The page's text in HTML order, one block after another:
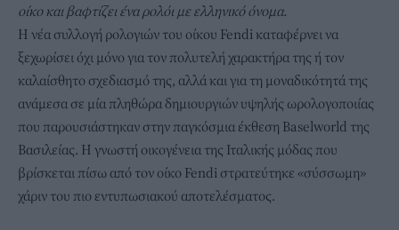
οίκο και βαφτίζει ένα ρολόι με ελληνικό όνομα.
H νέα συλλογή ρολογιών του οίκου Fendi καταφέρνει να
ξεχωρίσει όχι μόνο για τον πολυτελή χαρακτήρα της ή τον
καλαίσθητο σχεδιασμό της, αλλά και για τη μοναδικότητά της
ανάμεσα σε μία πληθώρα δημιουργιών υψηλής ωρολογοποιίας
που παρουσιάστηκαν στην παγκόσμια έκθεση Baselworld της
Βασιλείας. Η γνωστή οικογένεια της Ιταλικής μόδας που
βρίσκεται πίσω από τον οίκο Fendi στρατεύτηκε «σύσσωμη»
χάριν του πιο εντυπωσιακού αποτελέσματος.